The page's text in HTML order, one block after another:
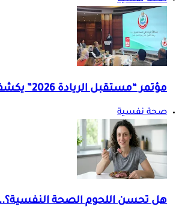
مؤتمر “مستقبل الريادة 2026” يكشف ملامح المرحلة المقبلة بالعلاج النفسي
صحة نفسية
هل تحسن اللحوم الصحة النفسية؟..